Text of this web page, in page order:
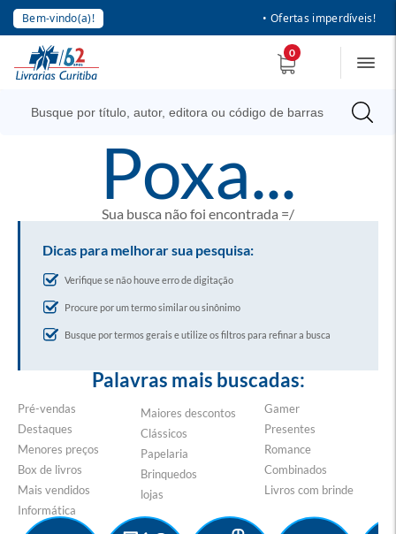
Bem-vindo(a)! • Ofertas imperdíveis!
0
poxa...
Sua busca não foi encontrada =/
Dicas para melhorar sua pesquisa:
Verifique se não houve erro de digitação
Procure por um termo similar ou sinônimo
Busque por termos gerais e utilize os filtros para refinar a busca
Palavras mais buscadas:
Pré-vendas
Destaques
Menores preços
Box de livros
Mais vendidos
Informática
Maiores descontos
Clássicos
Papelaria
Brinquedos
lojas
Gamer
Presentes
Romance
Combinados
Livros com brinde